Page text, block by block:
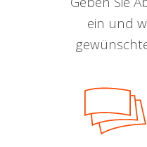
ein und